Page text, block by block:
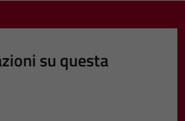
su questa